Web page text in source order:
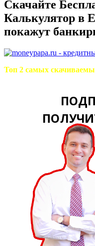
Скачайте
Калькулятор в
покажут
Топ 2 самых